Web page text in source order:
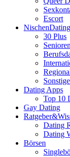
Escort
NischenDating
30 Plus
Sonstige
Dating Apps
Top 10
Gay Dating
Dating
Dating
Börsen